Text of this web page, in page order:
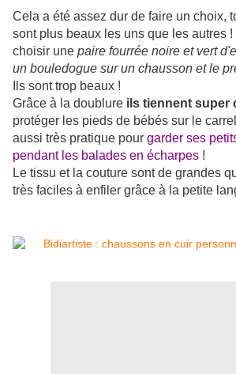
Cela a été assez dur de faire un choix,
sont plus beaux les uns que les autres
choisir une paire fourrée noire et vert
un bouledogue sur un chausson et le
Ils sont trop beaux !
Grâce à la doublure ils tiennent super
protéger les pieds de bébés sur le
aussi très pratique pour garder ses
pendant les balades en écharpes !
Le tissu et la couture sont de grandes
très faciles à enfiler grâce à la petite